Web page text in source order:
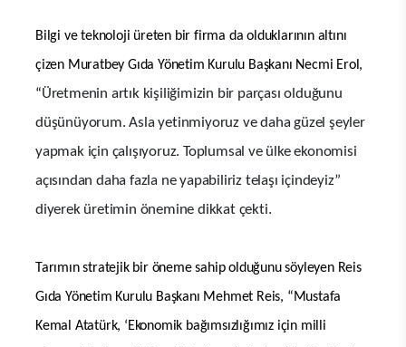
Bilgi ve teknoloji üreten bir firma da olduklarının altını
çizen Muratbey Gıda Yönetim Kurulu Başkanı Necmi Erol,
“Üretmenin artık kişiliğimizin bir parçası olduğunu
düşünüyorum. Asla yetinmiyoruz ve daha güzel şeyler
yapmak için çalışıyoruz. Toplumsal ve ülke ekonomisi
açısından daha fazla ne yapabiliriz telaşı içindeyiz”
diyerek üretimin önemine dikkat çekti.
Tarımın stratejik bir öneme sahip olduğunu söyleyen Reis
Gıda Yönetim Kurulu Başkanı Mehmet Reis, “Mustafa
Kemal Atatürk, ‘Ekonomik bağımsızlığımız için milli